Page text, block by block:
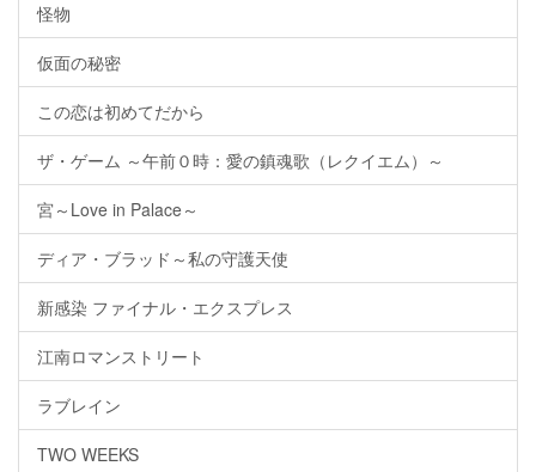
怪物
仮面の秘密
この恋は初めてだから
ザ・ゲーム ～午前０時：愛の鎮魂歌（レクイエム）～
宮～Love in Palace～
ディア・ブラッド～私の守護天使
新感染 ファイナル・エクスプレス
江南ロマンストリート
ラブレイン
TWO WEEKS